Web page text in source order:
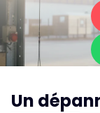
Un